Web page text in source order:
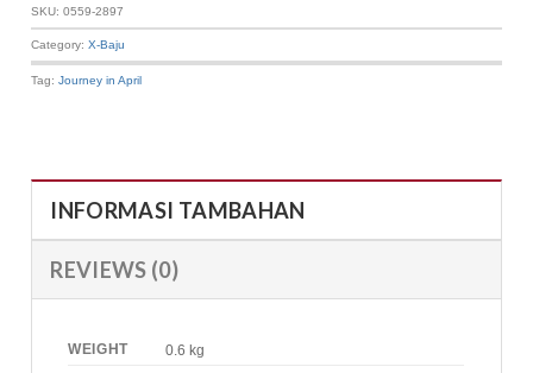
SKU:0559-2897
Category:X-Baju
Tag:Journey in April
INFORMASI TAMBAHAN
REVIEWS (0)
WEIGHT 0.6 kg